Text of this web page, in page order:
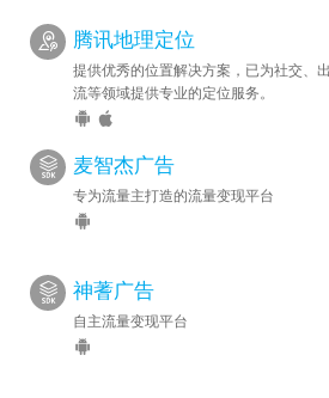
腾讯地理定位
提供优秀的位置解决方案，已为社交、
流等领域提供专业的定位服务。
麦智杰广告
专为流量主打造的流量变现平台
神蓍广告
自主流量变现平台